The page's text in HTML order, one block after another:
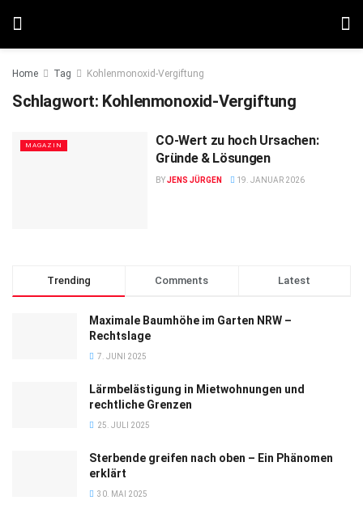
Home Tag Kohlenmonoxid-Vergiftung
Schlagwort: Kohlenmonoxid-Vergiftung
MAGAZIN
CO-Wert zu hoch Ursachen:
Gründe & Lösungen
BYJENS JÜRGEN 19. JANUAR 2026
Trending Comments Latest
Maximale Baumhöhe im Garten NRW –
Rechtslage
7. JUNI 2025
Lärmbelästigung in Mietwohnungen und
rechtliche Grenzen
25. JULI 2025
Sterbende greifen nach oben – Ein Phänomen
erklärt
30. MAI 2025